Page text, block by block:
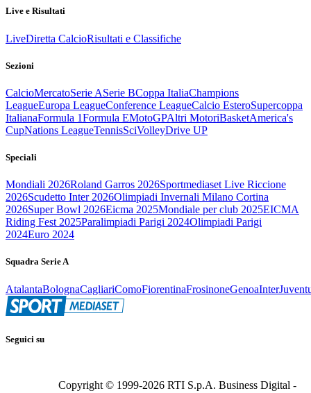
Live e Risultati
LiveDiretta CalcioRisultati e Classifiche
Sezioni
CalcioMercatoSerie ASerie BCoppa ItaliaChampions
LeagueEuropa LeagueConference LeagueCalcio EsteroSupercoppa
ItalianaFormula 1Formula EMotoGPAltri MotoriBasketAmerica's
CupNations LeagueTennisSciVolleyDrive UP
Speciali
Mondiali 2026Roland Garros 2026Sportmediaset Live Riccione
2026Scudetto Inter 2026Olimpiadi Invernali Milano Cortina
2026Super Bowl 2026Eicma 2025Mondiale per club 2025EICMA
Riding Fest 2025Paralimpiadi Parigi 2024Olimpiadi Parigi
2024Euro 2024
Squadra Serie A
AtalantaBolognaCagliariComoFiorentinaFrosinoneGenoaInter
Seguici su
Copyright © 1999-2026 RTI S.p.A. Business Digital -